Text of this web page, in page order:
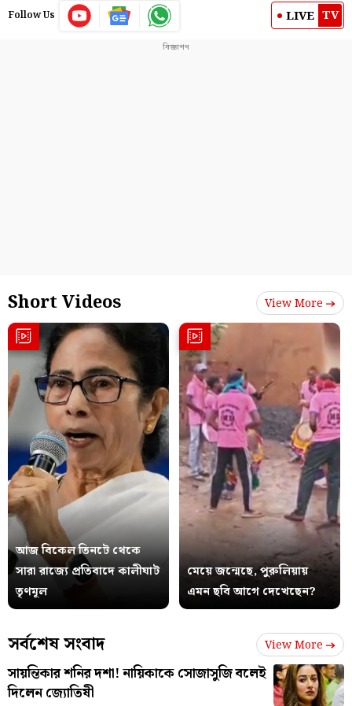
Follow Us LIVE TV
Short Videos View More
আজ বিকেল তিনটে থেকে
সারা রাজ্যে প্রতিবাদে কালীঘাট
তৃণমূল
মেয়ে জন্মেছে, পুরুলিয়ায়
এমন ছবি আগে দেখেছেন?
সর্বশেষ সংবাদ View More
সায়ন্তিকার শনির দশা! নায়িকাকে সোজাসুজি বলেই
দিলেন জ্যোতিষী